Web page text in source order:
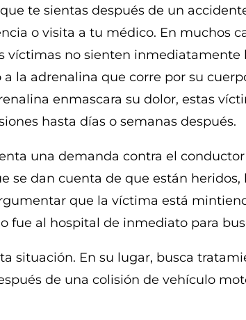
te sientas después de un
o visita a tu médico. En muchos
víctimas no sienten
a la adrenalina que corre por su
enmascara su dolor, estas
hasta días o semanas después.
una demanda contra el
se dan cuenta de que están
que la víctima está
fue al hospital de inmediato para
situación. En su lugar, busca
de una colisión de vehículo